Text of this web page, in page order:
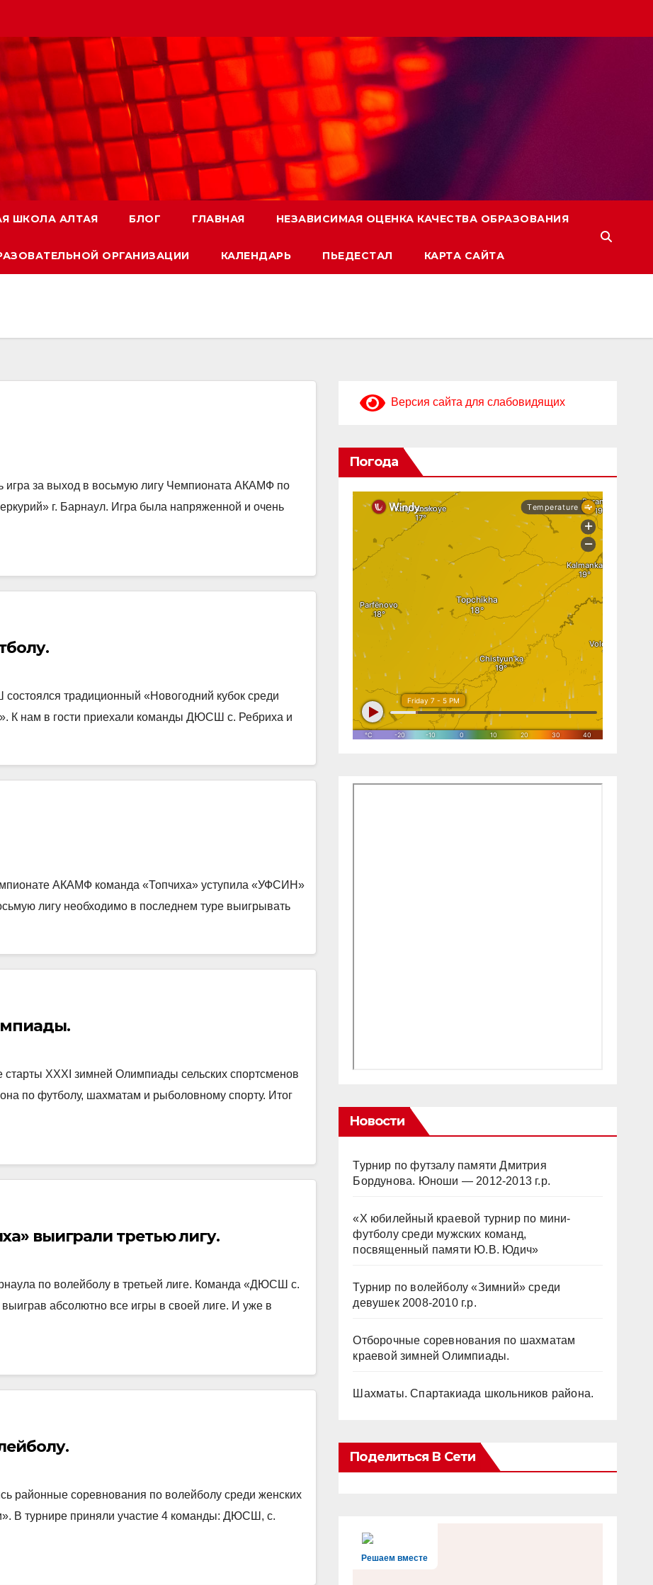
ШКОЛА АЛТАЯ БЛОГ ГЛАВНАЯ НЕЗАВИСИМАЯ ОЦЕНКА КАЧЕСТВА ОБРАЗОВАНИЯ
ОРГАНИЗАЦИИ КАЛЕНДАРЬ ПЬЕДЕСТАЛ КАРТА САЙТА
игра за выход в восьмую лигу Чемпионата АКАМФ по
г. Барнаул. Игра была напряженной и очень
традиционный «Новогодний кубок среди
К нам в гости приехали команды ДЮСШ с. Ребриха и
АКАМФ команда «Топчиха» уступила «УФСИН»
лигу необходимо в последнем туре выигрывать
ХХХI зимней Олимпиады сельских спортсменов
по футболу, шахматам и рыболовному спорту. Итог
выиграли третью лигу.
по волейболу в третьей лиге. Команда «ДЮСШ с.
абсолютно все игры в своей лиге. И уже в
районные соревнования по волейболу среди женских
В турнире приняли участие 4 команды: ДЮСШ, с.
Версия сайта для слабовидящих
Погода
Новости
Турнир по футзалу памяти Дмитрия
Бордунова. Юноши — 2012-2013 г.р.
«Х юбилейный краевой турнир по мини-
футболу среди мужских команд,
посвященный памяти Ю.В. Юдич»
Турнир по волейболу «Зимний» среди
девушек 2008-2010 г.р.
Отборочные соревнования по шахматам
краевой зимней Олимпиады.
Шахматы. Спартакиада школьников района.
Поделиться В Сети
Решаем вместе